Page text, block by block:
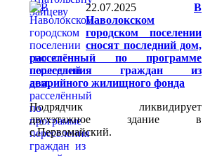
22.07.2025
В
Наволокском
городском поселении
сносят последний дом,
расселённый по программе
переселения граждан из
аварийного жилищного фонда
Подрядчик ликвидирует
двухэтажное здание в
с.Первомайский.